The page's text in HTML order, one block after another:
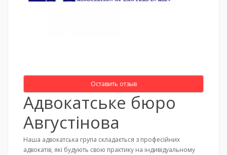
Оставить отзыв
Адвокатське бюро
Августінова
Наша адвокатська група складається з професійних
адвокатів, які будують свою практику на індивідуальному